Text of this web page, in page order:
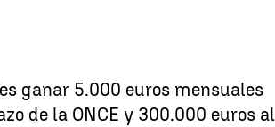
ganar 5.000 euros mensuales
de la ONCE y 300.000 euros al